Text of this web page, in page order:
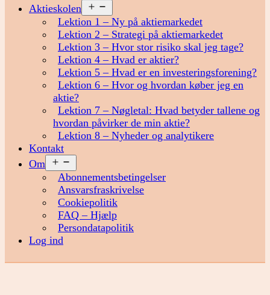
Aktieskolen
menu
Lektion 1 – Ny på aktiemarkedet
Lektion 2 – Strategi på aktiemarkedet
Lektion 3 – Hvor stor risiko skal jeg tage?
Lektion 4 – Hvad er aktier?
Lektion 5 – Hvad er en investeringsforening?
Lektion 6 – Hvor og hvordan køber jeg en
aktie?
Lektion 7 – Nøgletal: Hvad betyder tallene og
hvordan påvirker de min aktie?
Lektion 8 – Nyheder og analytikere
Kontakt
Om
menu
Abonnementsbetingelser
Ansvarsfraskrivelse
Cookiepolitik
FAQ – Hjælp
Persondatapolitik
Log ind